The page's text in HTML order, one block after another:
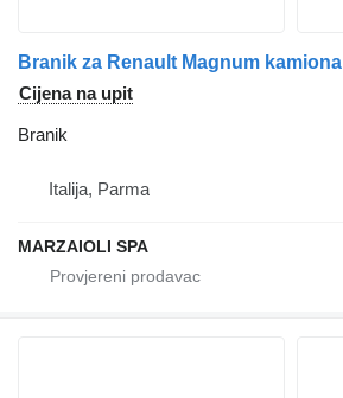
Branik za Renault Magnum kamiona
Cijena na upit
Branik
Italija, Parma
MARZAIOLI SPA